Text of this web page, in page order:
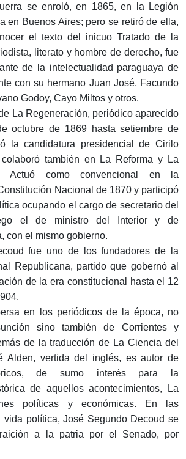
se enroló, en 1865, en la Legión
en Buenos Aires; pero se retiró de ella,
el texto del inicuo Tratado de la
literato y hombre de derecho, fue
de la intelectualidad paraguaya de
con su hermano Juan José, Facundo
Godoy, Cayo Miltos y otros.
La Regeneración, periódico aparecido
octubre de 1869 hasta setiembre de
la candidatura presidencial de Cirilo
también en La Reforma y La
Actuó como convencional en la
Nacional de 1870 y participó
ocupando el cargo de secretario del
el de ministro del Interior y de
con el mismo gobierno.
fue uno de los fundadores de la
Republicana, partido que gobernó al
de la era constitucional hasta el 12
en los periódicos de la época, no
sino también de Corrientes y
de la traducción de La Ciencia del
Alden, vertida del inglés, es autor de
de sumo interés para la
de aquellos acontecimientos, La
políticas y económicas. En las
vida política, José Segundo Decoud se
a la patria por el Senado, por